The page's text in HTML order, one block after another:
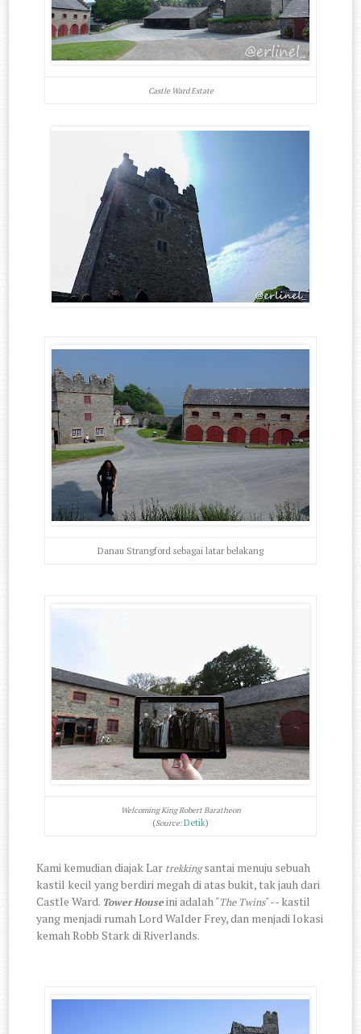
Castle Ward Estate
Danau Strangford sebagai latar belakang
Welcoming King Robert Baratheon
(Source:Detik)
Kami kemudian diajak Lar trekkingsantai menuju sebuah
kastil kecil yang berdiri megah di atas bukit, tak jauh dari
Castle Ward. Tower Houseini adalah "The Twins" -- kastil
yang menjadi rumah Lord Walder Frey, dan menjadi lokasi
kemah Robb Stark di Riverlands.